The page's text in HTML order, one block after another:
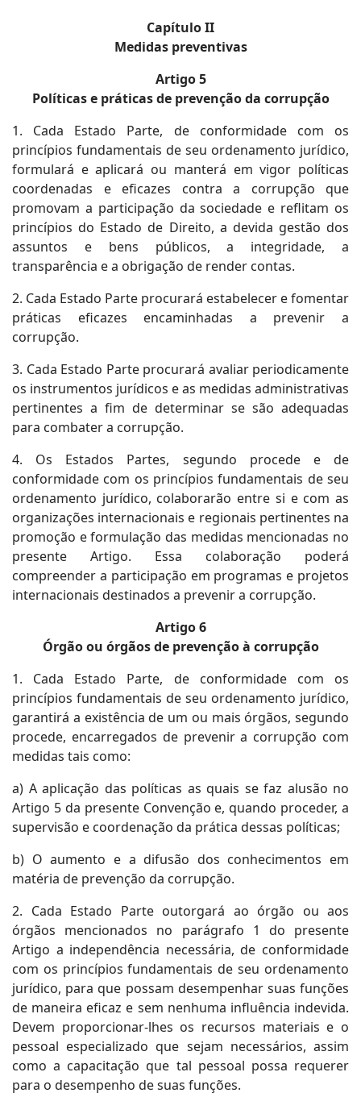
Capítulo II
Medidas preventivas
Artigo 5
Políticas e práticas de prevenção da corrupção
1. Cada Estado Parte, de conformidade com os
princípios fundamentais de seu ordenamento jurídico,
formulará e aplicará ou manterá em vigor políticas
coordenadas e eficazes contra a corrupção que
promovam a participação da sociedade e reflitam os
princípios do Estado de Direito, a devida gestão dos
assuntos e bens públicos, a integridade, a
transparência e a obrigação de render contas.
2. Cada Estado Parte procurará estabelecer e fomentar
práticas eficazes encaminhadas a prevenir a
corrupção.
3. Cada Estado Parte procurará avaliar periodicamente
os instrumentos jurídicos e as medidas administrativas
pertinentes a fim de determinar se são adequadas
para combater a corrupção.
4. Os Estados Partes, segundo procede e de
conformidade com os princípios fundamentais de seu
ordenamento jurídico, colaborarão entre si e com as
organizações internacionais e regionais pertinentes na
promoção e formulação das medidas mencionadas no
presente Artigo. Essa colaboração poderá
compreender a participação em programas e projetos
internacionais destinados a prevenir a corrupção.
Artigo 6
Órgão ou órgãos de prevenção à corrupção
1. Cada Estado Parte, de conformidade com os
princípios fundamentais de seu ordenamento jurídico,
garantirá a existência de um ou mais órgãos, segundo
procede, encarregados de prevenir a corrupção com
medidas tais como:
a) A aplicação das políticas as quais se faz alusão no
Artigo 5 da presente Convenção e, quando proceder, a
supervisão e coordenação da prática dessas políticas;
b) O aumento e a difusão dos conhecimentos em
matéria de prevenção da corrupção.
2. Cada Estado Parte outorgará ao órgão ou aos
órgãos mencionados no parágrafo 1 do presente
Artigo a independência necessária, de conformidade
com os princípios fundamentais de seu ordenamento
jurídico, para que possam desempenhar suas funções
de maneira eficaz e sem nenhuma influência indevida.
Devem proporcionar-lhes os recursos materiais e o
pessoal especializado que sejam necessários, assim
como a capacitação que tal pessoal possa requerer
para o desempenho de suas funções.